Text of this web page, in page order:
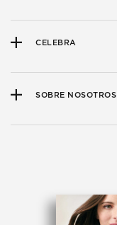
CELEBRA
SOBRE NOSOTROS